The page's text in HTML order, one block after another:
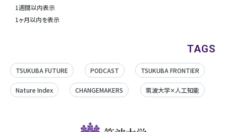
1週間以内表示
1ヶ月以内を表示
TAGS
TSUKUBA FUTURE PODCAST TSUKUBA FRONTIER
Nature Index CHANGEMAKERS 筑波大学✕人工知能